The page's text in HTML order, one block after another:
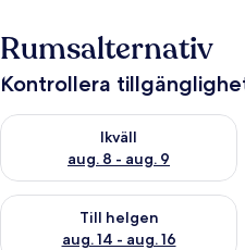
Rumsalternativ
Kontrollera
Ikväll
aug. 8 - aug. 9
Kontrollera tillgängligheten för
Till helgen
aug. 14 - aug. 16
Kontrollera tillgängligheten för